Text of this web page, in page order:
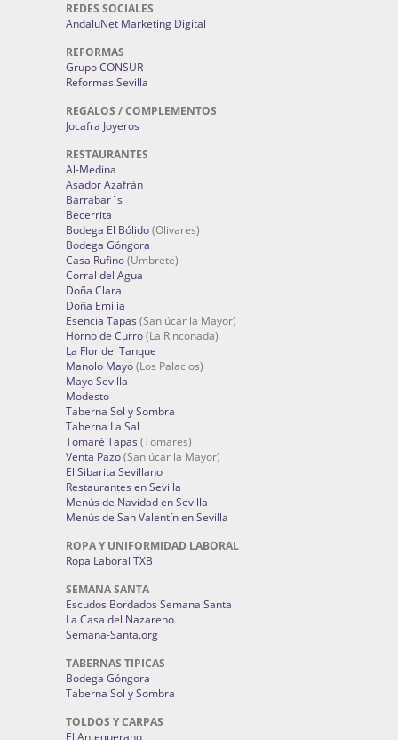
REDES SOCIALES
AndaluNet Marketing Digital
REFORMAS
Grupo CONSUR
Reformas Sevilla
REGALOS / COMPLEMENTOS
Jocafra Joyeros
RESTAURANTES
Al-Medina
Asador Azafrán
Barrabar´s
Becerrita
Bodega El Bólido(Olivares)
Bodega Góngora
Casa Rufino(Umbrete)
Corral del Agua
Doña Clara
Doña Emilia
Esencia Tapas (Sanlúcar la Mayor)
Horno de Curro(La Rinconada)
La Flor del Tanque
Manolo Mayo(Los Palacios)
Mayo Sevilla
Modesto
Taberna Sol y Sombra
Taberna La Sal
Tomaré Tapas (Tomares)
Venta Pazo(Sanlúcar la Mayor)
El Sibarita Sevillano
Restaurantes en Sevilla
Menús de Navidad en Sevilla
Menús de San Valentín en Sevilla
ROPA Y UNIFORMIDAD LABORAL
Ropa Laboral TXB
SEMANA SANTA
Escudos Bordados Semana Santa
La Casa del Nazareno
Semana-Santa.org
TABERNAS TIPICAS
Bodega Góngora
Taberna Sol y Sombra
TOLDOS Y CARPAS
El Antequerano